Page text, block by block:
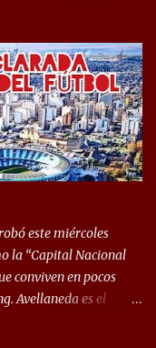
el Rojo y, por el otro, el
22 de diciembre de
pueden
a Racing por 2 a
al descenso a su eterno
del campeonato,
la violencia no
los torneos. En la
este miércoles
la “Capital Nacional
conviven en pocos
Avellaneda es el